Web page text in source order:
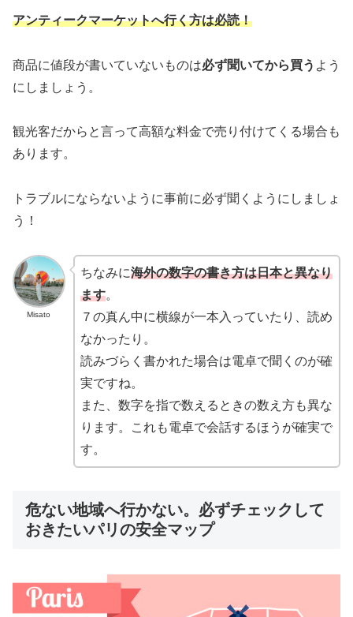
アンティークマーケットへ行く方は必読！
商品に値段が書いていないものは必ず聞いてから買う よう
にしましょう。
観光客だからと言って高額な料金で売り付けてくる場合も
あります。
トラブルにならないように事前に必ず聞くようにしましょ
う！
Misato
ちなみに海外の数字の書き方は日本と異なり
ます。
７の真ん中に横線が一本入っていたり、読め
なかったり。
読みづらく書かれた場合は電卓で聞くのが確
実ですね。
また、数字を指で数えるときの数え方も異な
ります。これも電卓で会話するほうが確実で
す。
危ない地域へ行かない。必ずチェックして
おきたいパリの安全マップ